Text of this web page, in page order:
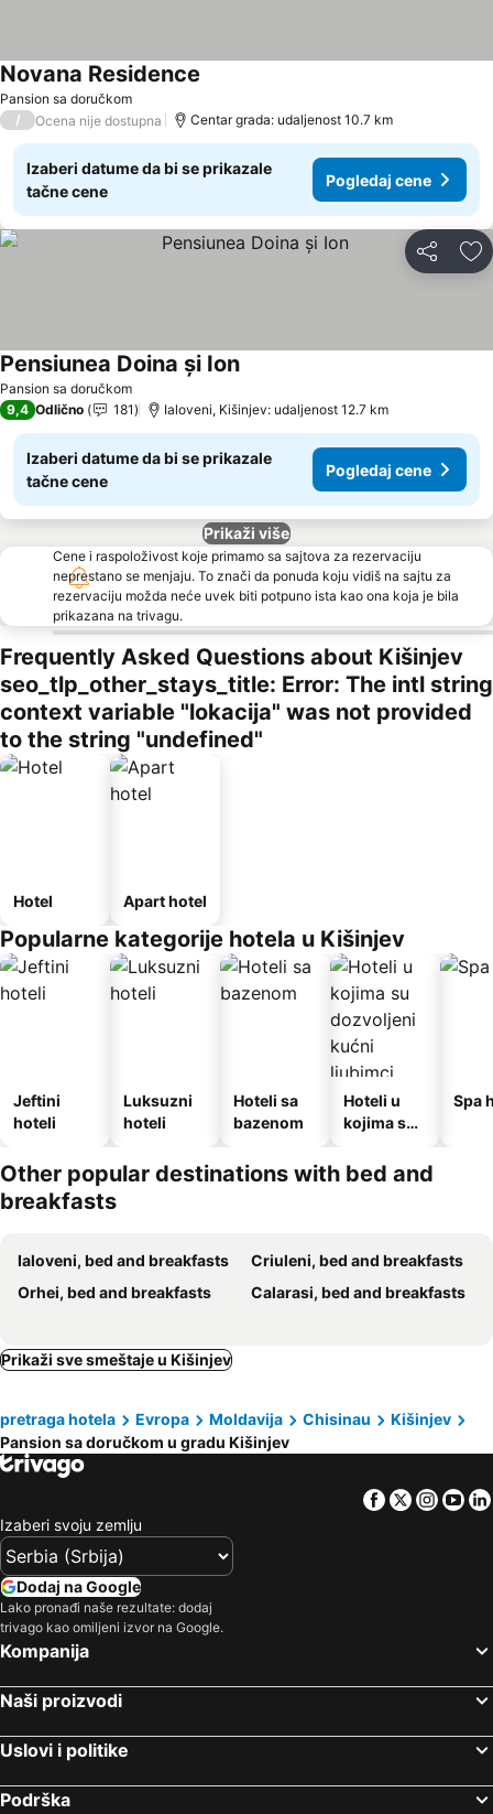
Pansion sa doručkom
Novana Residence
/ Ocena nije dostupna Centar grada: udaljenost 10.7 km
Izaberi datume da bi se prikazale
tačne cene
Pogledaj cene
Deli
Pansion sa doručkom
Pensiunea Doina și Ion
9,4 Odlično 181 Ialoveni, Kišinjev: udaljenost 12.7 km
Izaberi datume da bi se prikazale
tačne cene
Pogledaj cene
Prikaži više
Cene i raspoloživost koje primamo sa sajtova za rezervaciju
neprestano se menjaju. To znači da ponuda koju vidiš na sajtu za
rezervaciju možda neće uvek biti potpuno ista kao ona koja je bila
prikazana na trivagu.
Frequently Asked Questions about Kišinjev
seo_tlp_other_stays_title: Error: The intl string
context variable "lokacija" was not provided
to the string "undefined"
Hotel Apart hotel
Popularne kategorije hotela u Kišinjev
Jeftini
hoteli
Luksuzni
hoteli
Hoteli sa
bazenom
Hoteli u
kojima su
kućni
ljubimci
Spa
Other popular destinations with bed and
breakfasts
Ialoveni, bed and breakfasts
Criuleni, bed and breakfasts
Orhei, bed and breakfasts
Calarasi, bed and breakfasts
Prikaži sve smeštaje u Kišinjev
pretraga hotela Evropa Moldavija Chisinau
Kišinjev
Pansion sa doručkom u gradu Kišinjev
Facebook
Twitter
Izaberi svoju zemlju
Dodaj na Google
Lako pronađi naše rezultate: dodaj
trivago kao omiljeni izvor na Google.
Kompanija
Naši proizvodi
Uslovi i politike
Podrška